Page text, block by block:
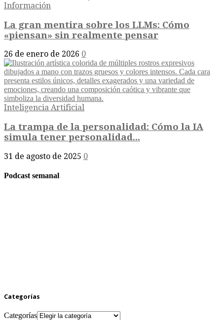
Información
La gran mentira sobre los LLMs: Cómo
«piensan» sin realmente pensar
26 de enero de 2026 0
Inteligencia Artificial
La trampa de la personalidad: Cómo la IA
simula tener personalidad...
31 de agosto de 2025 0
Podcast semanal
Categorías
Categorías